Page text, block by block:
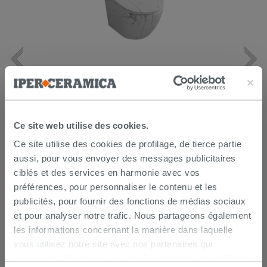
Ce site web utilise des cookies.
Ce site utilise des cookies de profilage, de tierce partie
aussi, pour vous envoyer des messages publicitaires
ciblés et des services en harmonie avec vos
préférences, pour personnaliser le contenu et les
publicités, pour fournir des fonctions de médias sociaux
et pour analyser notre trafic. Nous partageons également
les informations concernant la manière dans laquelle
vous utilisez notre site avec nos partenaires qui
WC suspendu Cardano rimless
48,5x37 cm effet marbre Statuario
blanc mat
AJOUTER AU PANIER